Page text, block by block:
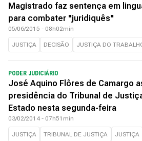
Magistrado faz sentença em
para combater "juridiquês"
05/06/2015 - 08h02min
JUSTIÇA DECISÃO JUSTIÇA DO
PODER JUDICIÁRIO
José Aquino Flôres de Camargo
presidência do Tribunal de
Estado nesta segunda-feira
03/02/2014 - 07h51min
JUSTIÇA TRIBUNAL DE JUSTIÇA JUSTIÇA